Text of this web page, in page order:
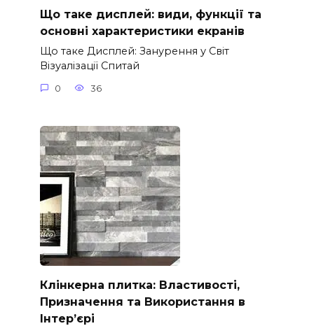
Що таке дисплей: види, функції та
основні характеристики екранів
Що таке Дисплей: Занурення у Світ
Візуалізації Спитай
0 36
Клінкерна плитка: Властивості,
Призначення та Використання в
Інтер’єрі